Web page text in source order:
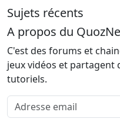
Sujets récents
A propos du
C'est des forums et
jeux vidéos et partagent
tutoriels.
Adresse email